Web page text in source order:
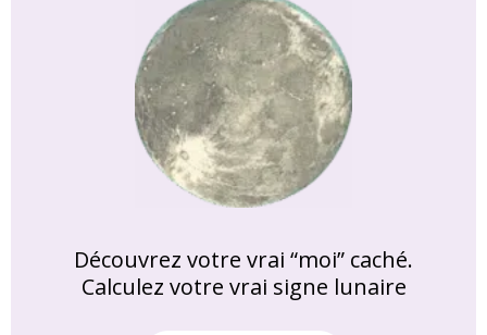
Découvrez votre vrai “moi” caché.
Calculez votre vrai signe lunaire